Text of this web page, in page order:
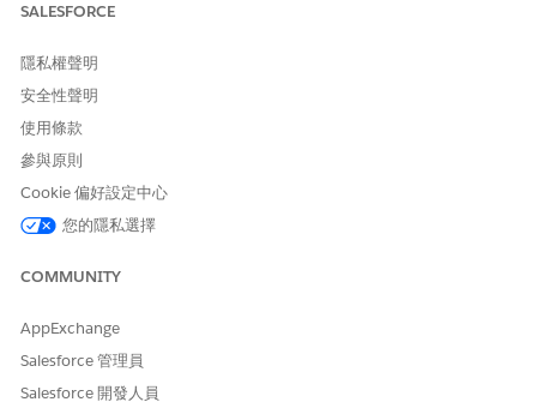
定」。
權。
儲存您的變更。
若要將複製的權限集指派給照護協調員,請移至「管理指派」,然
選取相關使用者,然後按一下「
按一下「完成」。
您的病患現在可以管理其居家造訪。
病患的欄位級存取權
SALESFORCE
隱私權聲明
安全性聲明
使用條款
參與原則
Cookie 偏好設定中心
您的隱私選擇
COMMUNITY
AppExchange
Salesforce 管理員
Salesforce 開發人員